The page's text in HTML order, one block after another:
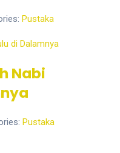
Pustaka
Nabi
Pustaka